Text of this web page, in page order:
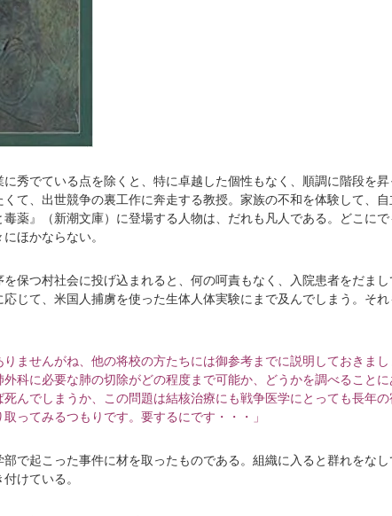
秀でている点を除くと、特に卓越した個性もなく、順調に階段を
て、出世競争の裏工作に奔走する教授。家族の不和を体験して、
薬』（新潮文庫）に登場する人物は、だれも凡人である。どこに
ほかならない。
保つ村社会に投げ込まれると、何の呵責もなく、入院患者をだま
じて、米国人捕虜を使った生体人体実験にまで及んでしまう。そ
りませんがね、他の将校の方たちには御参考までに説明しておきま
科に必要な肺の切除がどの程度まで可能か、どうかを調べること
んでしまうか、この問題は結核治療にも戦争医学にとっても長年
ってみるつもりです。要するにです・・・」
で起こった事件に材を取ったものである。組織に入ると群れをな
けている。